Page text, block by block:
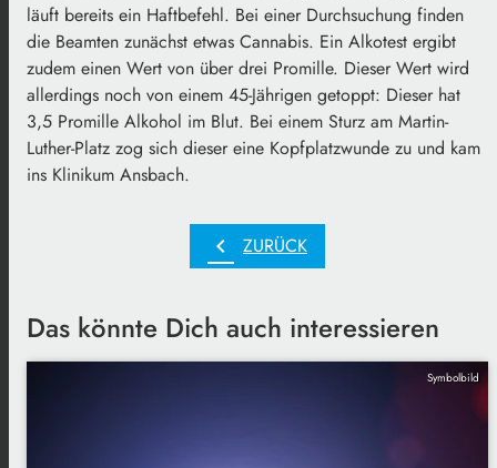
läuft bereits ein Haftbefehl. Bei einer Durchsuchung finden
die Beamten zunächst etwas Cannabis. Ein Alkotest ergibt
zudem einen Wert von über drei Promille. Dieser Wert wird
allerdings noch von einem 45-Jährigen getoppt: Dieser hat
3,5 Promille Alkohol im Blut. Bei einem Sturz am Martin-
Luther-Platz zog sich dieser eine Kopfplatzwunde zu und kam
ins Klinikum Ansbach.
chevron_left ZURÜCK
Das könnte Dich auch interessieren
Symbolbild